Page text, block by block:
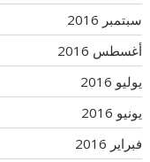
سبتمبر 2016
أغسطس 2016
يوليو 2016
يونيو 2016
فبراير 2016